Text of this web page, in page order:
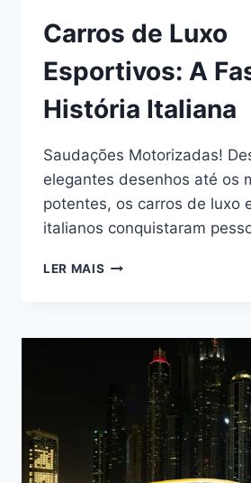
Carros de Luxo
Esportivos: A
História Italiana
Saudações Motorizadas!
elegantes desenhos até os
potentes, os carros de luxo
italianos conquistaram
LER MAIS CARROS
A
FASCINANTE
HISTÓRIA
ITALIANA